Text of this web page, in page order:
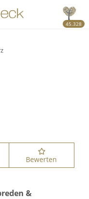
45.328
Bewerten
&